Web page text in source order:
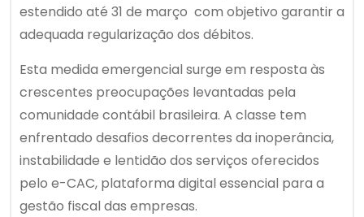
estendido até 31 de março com objetivo garantir a
adequada regularização dos débitos.
Esta medida emergencial surge em resposta às
crescentes preocupações levantadas pela
comunidade contábil brasileira. A classe tem
enfrentado desafios decorrentes da inoperância,
instabilidade e lentidão dos serviços oferecidos
pelo e-CAC, plataforma digital essencial para a
gestão fiscal das empresas.